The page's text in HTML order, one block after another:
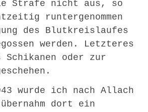
Strafe nicht aus, so
runtergenommen
des Blutkreislaufes
werden. Letzteres
oder zur
wurde ich nach Allach
dort ein